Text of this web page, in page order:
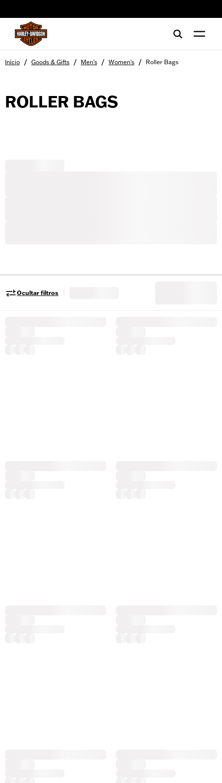
Início / Goods & Gifts / Men's / Women's / Roller Bags
ROLLER BAGS
Ocultar filtros